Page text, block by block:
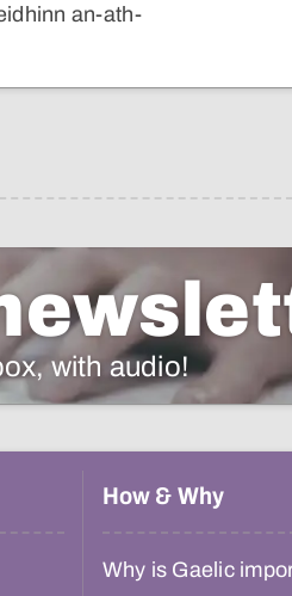
an-ath-
with audio!
How & Why
Why is Gaelic